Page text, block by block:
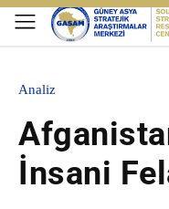
Analiz
İnsani